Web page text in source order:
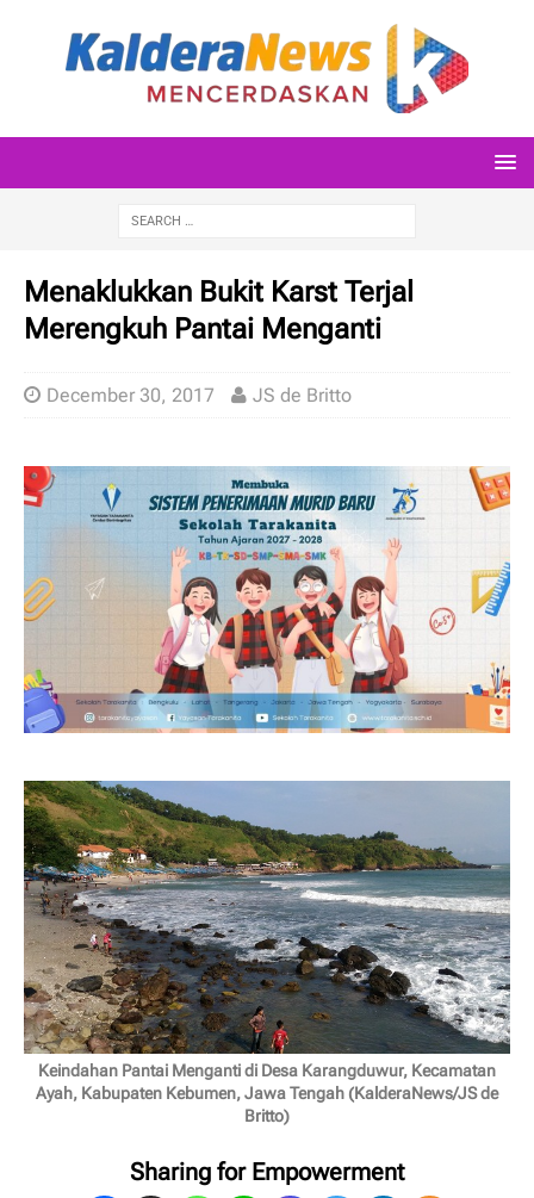
Menaklukkan Bukit Karst Terjal
Merengkuh Pantai Menganti
December 30, 2017 JS de Britto
Keindahan Pantai Menganti di Desa Karangduwur, Kecamatan
Ayah, Kabupaten Kebumen, Jawa Tengah (KalderaNews/JS de
Britto)
Sharing for Empowerment